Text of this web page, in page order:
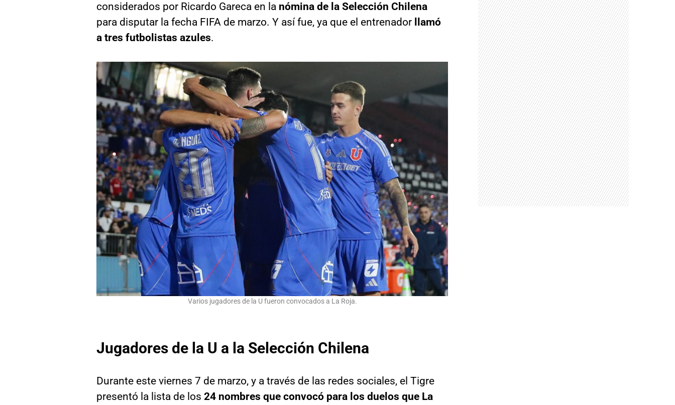
considerados por Ricardo Gareca en la nómina de la Selección Chilena
para disputar la fecha FIFA de marzo. Y así fue, ya que el entrenador
llamó
a tres futbolistas azules.
Varios jugadores de la U fueron convocados a La Roja.
Jugadores de la U a la Selección Chilena
Durante este viernes 7 de marzo, y a través de las redes sociales, el Tigre
presentó la lista de los 24 nombres que convocó para los duelos que La